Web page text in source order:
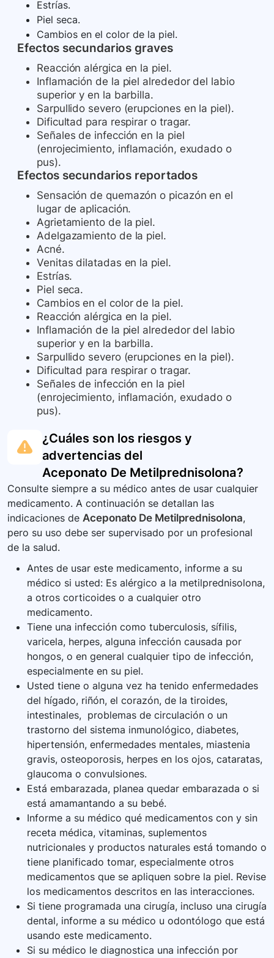
Estrías.
Piel seca.
Cambios en el color de la piel.
Efectos secundarios graves
Reacción alérgica en la piel.
Inflamación de la piel alrededor del labio
superior y en la barbilla.
Sarpullido severo (erupciones en la piel).
Dificultad para respirar o tragar.
Señales de infección en la piel
(enrojecimiento, inflamación, exudado o
pus).
Efectos secundarios reportados
Sensación de quemazón o picazón en el
lugar de aplicación.
Agrietamiento de la piel.
Adelgazamiento de la piel.
Acné.
Venitas dilatadas en la piel.
Estrías.
Piel seca.
Cambios en el color de la piel.
Reacción alérgica en la piel.
Inflamación de la piel alrededor del labio
superior y en la barbilla.
Sarpullido severo (erupciones en la piel).
Dificultad para respirar o tragar.
Señales de infección en la piel
(enrojecimiento, inflamación, exudado o
pus).
¿Cuáles son los riesgos y
advertencias del
Aceponato De Metilprednisolona?
Consulte siempre a su médico antes de usar cualquier
medicamento. A continuación se detallan las
indicaciones de Aceponato De Metilprednisolona,
pero su uso debe ser supervisado por un profesional
de la salud.
Antes de usar este medicamento, informe a su
médico si usted: Es alérgico a la metilprednisolona,
a otros corticoides o a cualquier otro
medicamento.
Tiene una infección como tuberculosis, sífilis,
varicela, herpes, alguna infección causada por
hongos, o en general cualquier tipo de infección,
especialmente en su piel.
Usted tiene o alguna vez ha tenido enfermedades
del hígado, riñón, el corazón, de la tiroides,
intestinales, problemas de circulación o un
trastorno del sistema inmunológico, diabetes,
hipertensión, enfermedades mentales, miastenia
gravis, osteoporosis, herpes en los ojos, cataratas,
glaucoma o convulsiones.
Está embarazada, planea quedar embarazada o si
está amamantando a su bebé.
Informe a su médico qué medicamentos con y sin
receta médica, vitaminas, suplementos
nutricionales y productos naturales está tomando o
tiene planificado tomar, especialmente otros
medicamentos que se apliquen sobre la piel. Revise
los medicamentos descritos en las interacciones.
Si tiene programada una cirugía, incluso una cirugía
dental, informe a su médico u odontólogo que está
usando este medicamento.
Si su médico le diagnostica una infección por